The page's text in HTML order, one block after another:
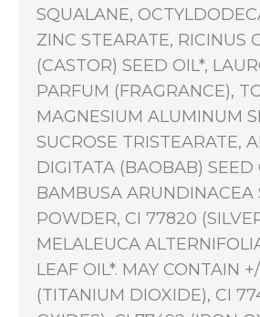
SQUALANE,
ZINC STEARATE, RICINUS
(CASTOR) SEED OIL*,
PARFUM (FRAGRANCE),
MAGNESIUM ALUMINUM
SUCROSE TRISTEARATE,
DIGITATA (BAOBAB) SEED
BAMBUSA ARUNDINACEA
POWDER, CI 77820
MELALEUCA
LEAF OIL*. MAY CONTAIN
(TITANIUM DIOXIDE), CI